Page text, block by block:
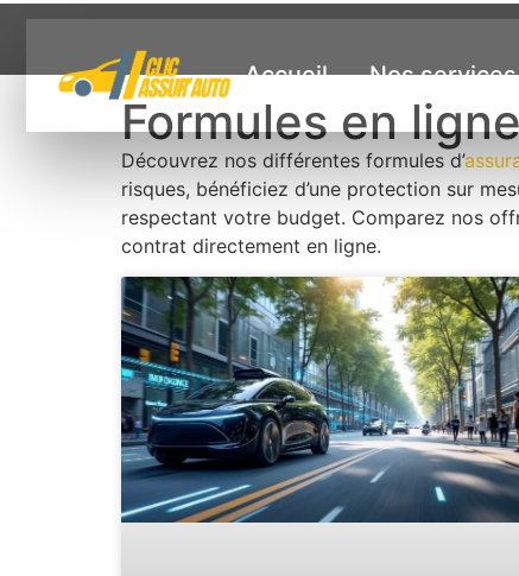
Accueil Nos services
Formules en
Découvrez nos différentes formules d’
risques, bénéficiez d’une protection sur
respectant votre budget. Comparez nos
contrat directement en ligne.